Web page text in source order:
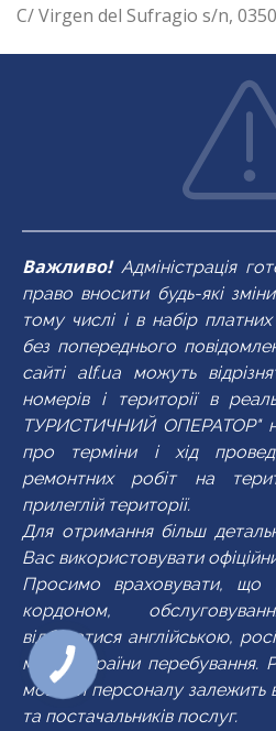
C/ Virgen del Sufragio s/n,
Важливо!Адміністрація
право вносити будь-які
тому числі і в набір
без попереднього
сайті alf.ua можуть
номерів і території в
ТУРИСТИЧНИЙ ОПЕРАТОР"
про терміни і хід
ремонтних робіт на
прилеглій території.
Для отримання більш
Вас використовувати
Просимо враховувати, що
кордоном,
відбуватися англійською,
мовою країни перебування.
мовами персоналу залежить
та постачальників послуг.